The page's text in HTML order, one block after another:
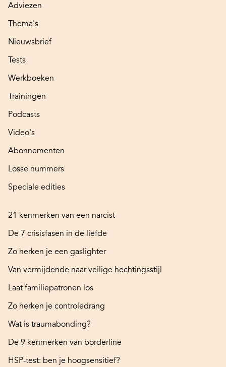
Adviezen
Thema's
Nieuwsbrief
Tests
Werkboeken
Trainingen
Podcasts
Video's
Abonnementen
Losse nummers
Speciale edities
21 kenmerken van een narcist
De 7 crisisfasen in de liefde
Zo herken je een gaslighter
Van vermijdende naar veilige hechtingsstijl
Laat familiepatronen los
Zo herken je controledrang
Wat is traumabonding?
De 9 kenmerken van borderline
HSP-test: ben je hoogsensitief?